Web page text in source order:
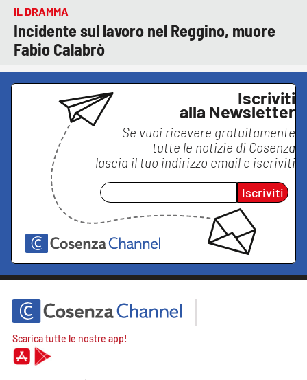
IL DRAMMA
Incidente sul lavoro nel Reggino, muore
Fabio Calabrò
Iscriviti
alla Newsletter
Se vuoi ricevere gratuitamente
tutte le notizie di Cosenza
lascia il tuo indirizzo email e iscriviti
Iscriviti
Scarica tutte le nostre app!